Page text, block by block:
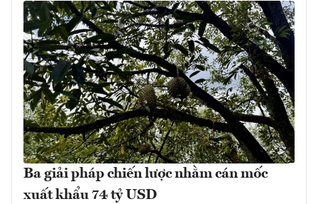
Ba giải pháp chiến lược nhằm cán mốc
xuất khẩu 74 tỷ USD